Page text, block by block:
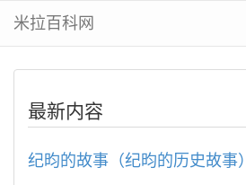
米拉百科网
最新内容
纪昀的故事（纪昀的历史故事）